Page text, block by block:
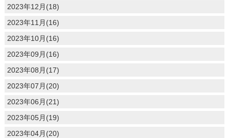
2023年12月(18)
2023年11月(16)
2023年10月(16)
2023年09月(16)
2023年08月(17)
2023年07月(20)
2023年06月(21)
2023年05月(19)
2023年04月(20)